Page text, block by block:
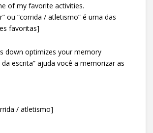
of my favorite activities.
ou “corrida / atletismo” é uma das
favoritas]
down optimizes your memory
escrita” ajuda você a memorizar as
/ atletismo]